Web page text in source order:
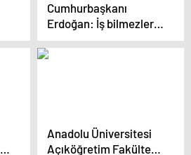
Cumhurbaşkanı
Erdoğan: İş bilmezlerin
elinde şehirlerimiz
perişan oldu
Anadolu Üniversitesi
Açıköğretim Fakültesi